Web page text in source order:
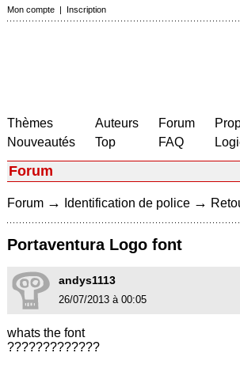
Mon compte | Inscription
Thèmes
Nouveautés
Auteurs
Top
Forum
FAQ
Forum
Forum → Identification de police →
Portaventura Logo font
andys1113
26/07/2013 à 00:05
whats the font
?????????????